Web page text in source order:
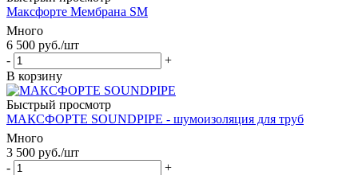
Максфорте Мембрана SM
Много
6 500 руб./шт
-
+
В корзину
Быстрый просмотр
МАКСФОРТЕ SOUNDPIPE - шумоизоляция для труб
Много
3 500 руб./шт
-
+